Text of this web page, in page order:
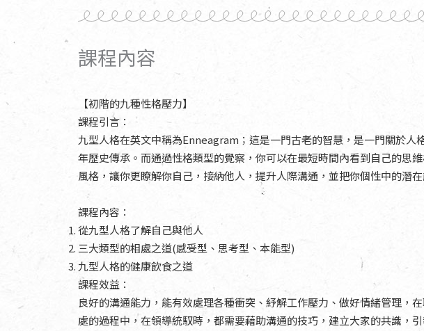
課程內容
【初階的九種性格壓力】
課程引言：
九型人格在英文中稱為Enneagram；這是一門古老的智慧，是一門關於人
年歷史傳承。而通過性格類型的覺察，你可以在最短時間內看到自己的思
風格，讓你更瞭解你自己，接納他人，提升人際溝通，並把你個性中的潛在
課程內容：
從九型人格了解自己與他人
三大類型的相處之道(感受型、思考型、本能型)
九型人格的健康飲食之道
課程效益：
良好的溝通能力，能有效處理各種衝突、紓解工作壓力、做好情緒管理，
處的過程中，在領導統馭時，都需要藉助溝通的技巧，建立大家的共識，